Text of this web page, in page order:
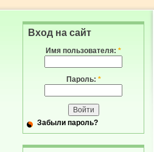
Вход на сайт
Имя пользователя: *
Пароль: *
Забыли пароль?